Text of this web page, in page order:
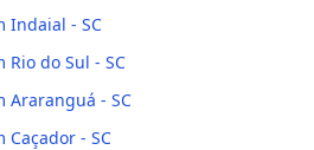
Indaial - SC
Rio do Sul - SC
Araranguá - SC
Caçador - SC